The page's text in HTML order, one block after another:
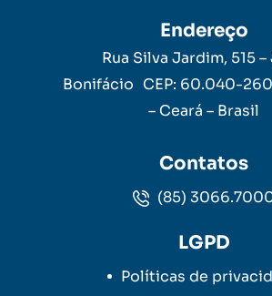
Endereço
Rua Silva Jardim, 515
Bonifácio CEP: 60.040-
– Ceará – Brasil
Contatos
(85)
LGPD
Políticas de